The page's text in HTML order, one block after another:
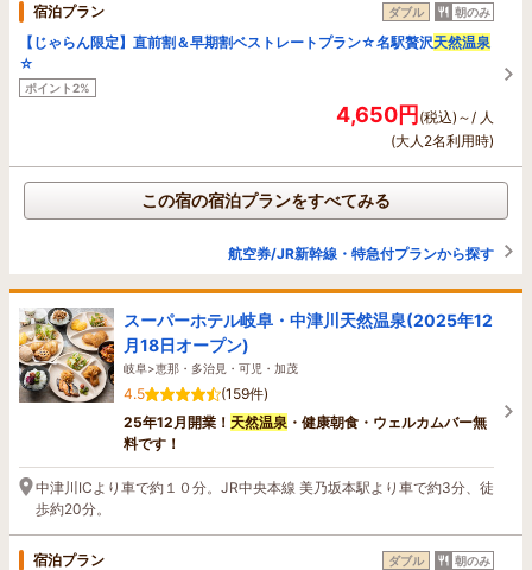
宿泊プラン ダブル 朝のみ
【じゃらん限定】直前割＆早期割ベストレートプラン☆名駅贅沢天然温泉
☆
ポイント2%
4,650円(税込)～/ 人
(大人2名利用時)
この宿の宿泊プランをすべてみる
航空券/JR新幹線・特急付プランから探す
スーパーホテル岐阜・中津川天然温泉(2025年12
月18日オープン)
岐阜>恵那・多治見・可児・加茂
4.5
(159件)
25年12月開業！ 天然温泉 ・健康朝食・ウェルカムバー無
料です！
中津川ICより車で約１０分。JR中央本線 美乃坂本駅より車で約3分、徒
歩約20分。
宿泊プラン ダブル 朝のみ